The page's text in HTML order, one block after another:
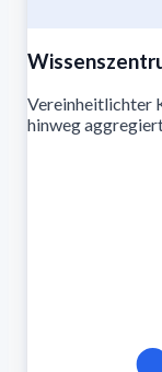
Vereinheitlichter
hinweg